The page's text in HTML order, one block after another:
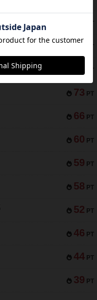
PT
75 PT
PT
73 PT
66 PT
60 PT
59 PT
58 PT
52 PT
46 PT
44 PT
39 PT